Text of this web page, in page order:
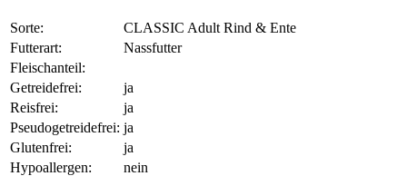
Sorte:
CLASSIC Adult Rind & Ente
Futterart:
Nassfutter
Fleischanteil:
Getreidefrei:
ja
Reisfrei:
ja
Pseudogetreidefrei: ja
Glutenfrei:
ja
Hypoallergen:
nein